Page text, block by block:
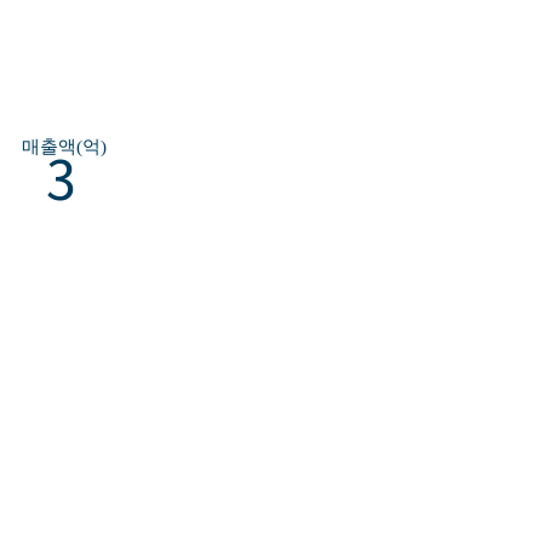
매출액(억)
3